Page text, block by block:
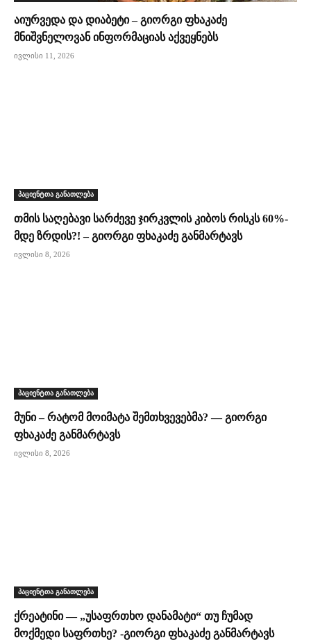
აიურვედა და დიაბეტი – გიორგი ფხაკაძე
მნიშვნელოვან ინფორმაციას აქვეყნებს
ივლისი 11, 2026
პაციენტთა განათლება
თმის საღებავი სარძევე ჯირკვლის კიბოს რისკს 60%-
მდე ზრდის?! – გიორგი ფხაკაძე განმარტავს
ივლისი 8, 2026
პაციენტთა განათლება
მუნი – რატომ მოიმატა შემთხვევებმა? — გიორგი
ფხაკაძე განმარტავს
ივლისი 8, 2026
პაციენტთა განათლება
ქრეატინი — „უსაფრთხო დანამატი“ თუ ჩუმად
მოქმედი საფრთხე? -გიორგი ფხაკაძე განმარტავს